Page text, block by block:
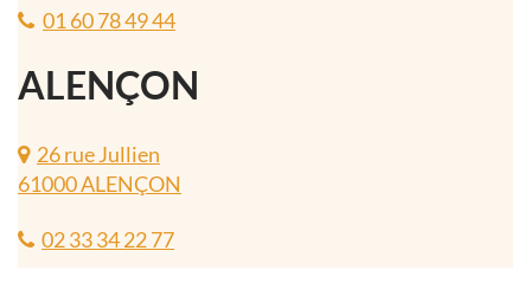
01 60 78 49 44
ALENÇON
26 rue Jullien
61000 ALENÇON
02 33 34 22 77